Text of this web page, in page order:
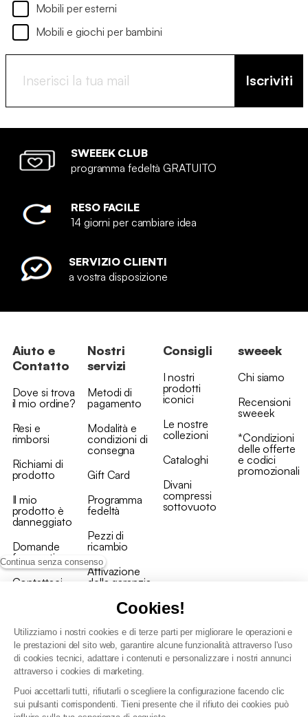
Continua senza consenso
Cookies!
Utilizziamo i nostri cookies e di terze parti per migliorare le operazioni e
le prestazioni del sito web, garantire alcune funzionalità attraverso l'uso
di cookies tecnici, adattare i contenuti e personalizzare i nostri annunci
attraverso i cookies di marketing.
Puoi accettarli tutti, rifiutarli o scegliere la configurazione facendo clic
sui pulsanti corrispondenti. Tieni presente che il rifiuto dei cookies può
Mobili per esterni
Mobili e giochi per bambini
Iscriviti
SWEEEK CLUB
programma fedeltà GRATUITO
RESO FACILE
14 giorni per cambiare idea
SERVIZIO CLIENTI
a vostra disposizione
Aiuto e
Contatto
Dove si trova
il mio ordine?
Resi e
rimborsi
Richiami di
prodotto
Il mio
prodotto è
danneggiato
Domande
frequenti
Contattaci
Nostri
servizi
Metodi di
pagamento
Modalità e
condizioni di
consegna
Gift Card
Programma
fedeltà
Pezzi di
ricambio
Attivazione
della garanzia
Consigli
I nostri
prodotti
iconici
Le nostre
collezioni
Cataloghi
Divani
compressi
sottovuoto
sweeek
Chi siamo
Recensioni
sweeek
*Condizioni
delle offerte
e codici
promozionali
Condizioni generali vendita
Politica di gestione dei dati personali e dei cookie
Condizioni generali di vendita per clienti professionali